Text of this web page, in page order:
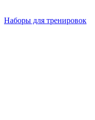
Наборы для тренировок